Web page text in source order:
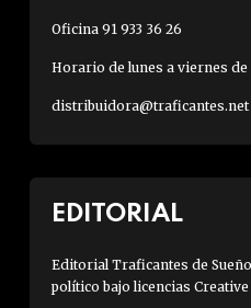
Oficina 91 933 36 26
Horario de lunes a viernes de
distribuidora@traficantes.net
EDITORIAL
Editorial Traficantes de
político bajo licencias